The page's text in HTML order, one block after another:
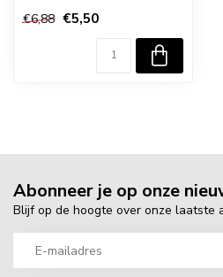
€6,88 €5,50
Abonneer je op onze
Blijf op de hoogte over onze laatste